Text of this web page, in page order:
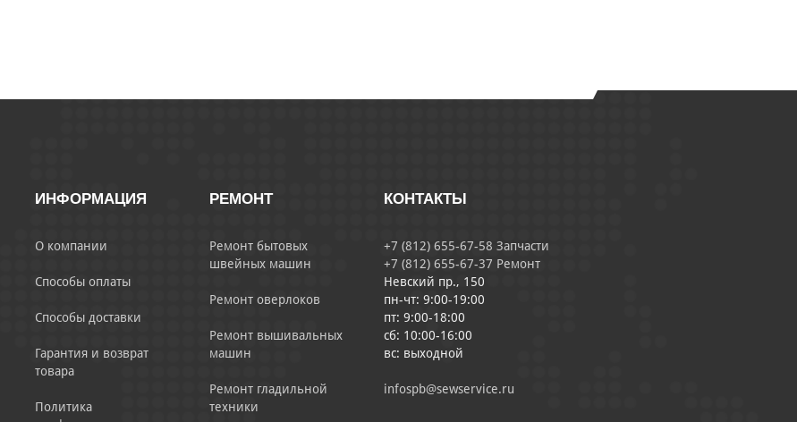
ИНФОРМАЦИЯ
О компании
Способы оплаты
Способы доставки
Гарантия и возврат
товара
Политика
РЕМОНТ
Ремонт бытовых
швейных машин
Ремонт оверлоков
Ремонт вышивальных
машин
Ремонт гладильной
техники
КОНТАКТЫ
+7 (812) 655-67-58 Запчасти
+7 (812) 655-67-37 Ремонт
Невский пр., 150
пн-чт: 9:00-19:00
пт: 9:00-18:00
сб: 10:00-16:00
вс: выходной
infospb@sewservice.ru